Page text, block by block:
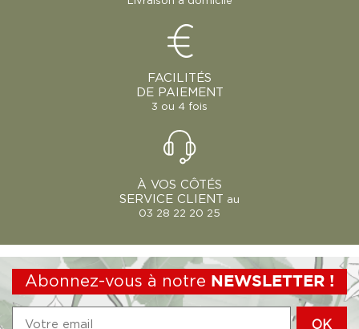
FACILITÉS
DE PAIEMENT
3 ou 4 fois
À VOS CÔTÉS
SERVICE CLIENT
au
03 28 22 20 25
Abonnez-vous à notre NEWSLETTER !